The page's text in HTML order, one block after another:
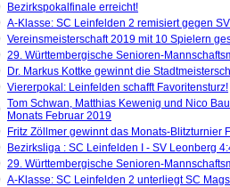
Bezirkspokalfinale erreicht!
A-Klasse: SC Leinfelden 2 remisiert gegen
Vereinsmeisterschaft 2019 mit 10 Spielern
29. Württembergische Senioren-
Dr. Markus Kottke gewinnt die
Viererpokal: Leinfelden schafft Favoritensturz!
Tom Schwan, Matthias Kewenig und Nico
Monats Februar 2019
Fritz Zöllmer gewinnt das Monats-Blitzturnier
Bezirksliga : SC Leinfelden I - SV Leonberg
29. Württembergische Senioren-
A-Klasse: SC Leinfelden 2 unterliegt SC